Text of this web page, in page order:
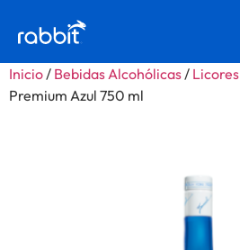
Inicio/ Bebidas Alcohólicas/ Licores
Premium Azul 750 ml